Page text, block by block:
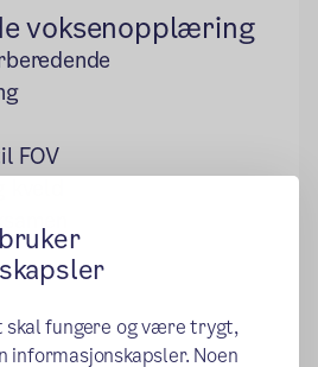
fungere og være trygt,
informasjonskapsler. Noen
voksenopplæring
FOV